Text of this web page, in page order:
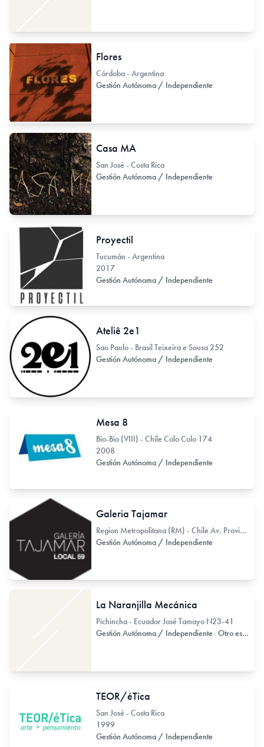
Flores
Córdoba - Argentina
Gestión Autónoma / Independiente
Casa MA
San José - Costa Rica
Gestión Autónoma / Independiente
Proyectil
Tucumán - Argentina
2017
Gestión Autónoma / Independiente
Ateliê 2e1
Sao Paulo - Brasil Teixeira e Sousa 252
Gestión Autónoma / Independiente
Mesa 8
Bio-Bio (VIII) - Chile Colo Colo 174
2008
Gestión Autónoma / Independiente
Galeria Tajamar
Region Metropolitana (RM) - Chile Av. Providencia 1100
Gestión Autónoma / Independiente
La Naranjilla Mecánica
Pichincha - Ecuador José Tamayo N23-41
Gestión Autónoma / Independiente Otro espacio no exclusivo de arte
TEOR/éTica
San José - Costa Rica
1999
Gestión Autónoma / Independiente